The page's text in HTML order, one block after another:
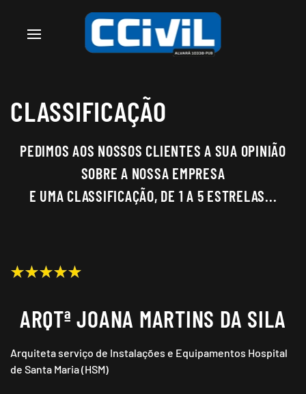
CLASSIFICAÇÃO
PEDIMOS AOS NOSSOS CLIENTES A SUA OPINIÃO
SOBRE A NOSSA EMPRESA
E UMA CLASSIFICAÇÃO, DE 1 A 5 ESTRELAS...
ARQTª JOANA MARTINS DA SILA
Arquiteta serviço de Instalações e Equipamentos Hospital
de Santa Maria (HSM)